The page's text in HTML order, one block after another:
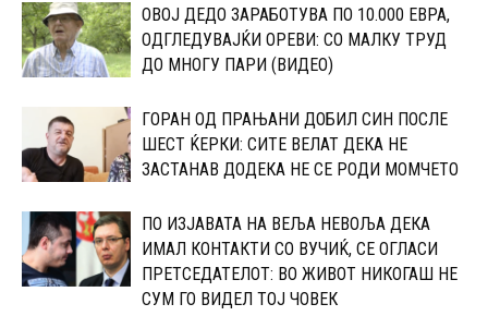
OВОЈ ДЕДО ЗАРАБОТУВА ПО 10.000 ЕВРА,
ОДГЛЕДУВАЈЌИ ОРЕВИ: CО МАЛКУ ТРУД
ДО МНОГУ ПАРИ (ВИДЕО)
ГOРАН ОД ПРАЊАНИ ДОБИЛ СИН ПОСЛЕ
ШЕСТ ЌЕРКИ: СИТЕ ВЕЛАТ ДЕКА НЕ
ЗАСТАНАВ ДОДЕКА НЕ СЕ РОДИ МОМЧЕТО
ПО ИЗЈАВАТА НА ВЕЉА НЕВОЉА ДЕКА
ИМАЛ КОНТАКТИ СО ВУЧИЌ, СЕ ОГЛАСИ
ПРЕТСЕДАТЕЛОТ: ВО ЖИВОТ НИКОГАШ НЕ
СУМ ГО ВИДЕЛ ТОЈ ЧОВЕК